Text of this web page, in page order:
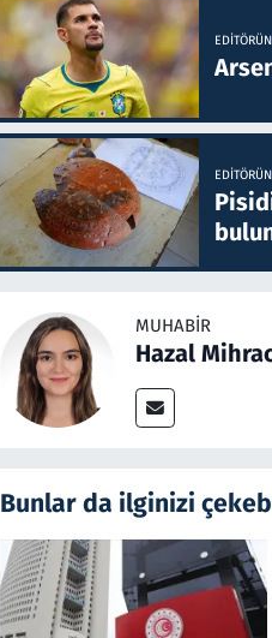
MUHABIR
Hazal
Bunlar da ilginizi